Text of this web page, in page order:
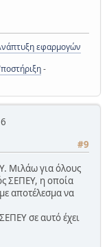
εφαρμογών
-
#9
Μιλάω για όλους
ΣΕΠΕΥ, η οποία
αποτέλεσμα να
σε αυτό έχει